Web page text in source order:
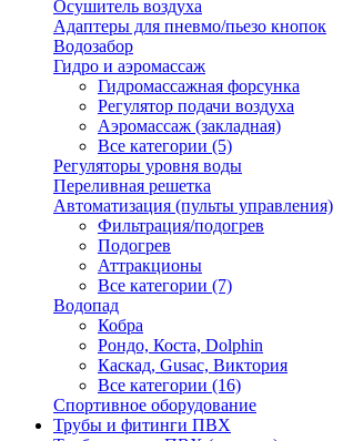
Осушитель воздуха
Адаптеры для пневмо/пьезо кнопок
Водозабор
Гидро и аэромассаж
Гидромассажная форсунка
Регулятор подачи воздуха
Аэромассаж (закладная)
Все категории (5)
Регуляторы уровня воды
Переливная решетка
Автоматизация (пульты управления)
Фильтрация/подогрев
Подогрев
Аттракционы
Все категории (7)
Водопад
Кобра
Рондо, Коста, Dolphin
Каскад, Gusac, Виктория
Все категории (16)
Спортивное оборудование
Трубы и фитинги ПВХ